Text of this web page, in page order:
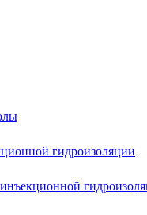
гидроизоляции